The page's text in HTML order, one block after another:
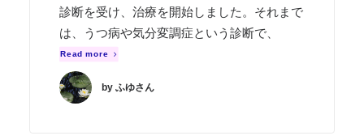
診断を受け、治療を開始しました。それまで
は、うつ病や気分変調症という診断で、
Read more
by ふゆさん